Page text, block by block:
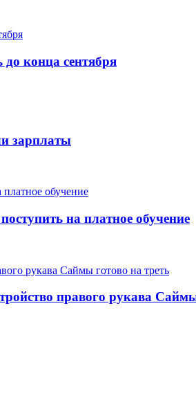
конца сентября
зарплаты
на платное обучение
правого рукава